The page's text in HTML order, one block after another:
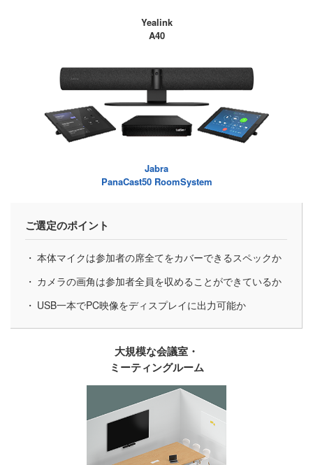
Yealink
A40
Jabra
PanaCast50 RoomSystem
ご選定のポイント
本体マイクは参加者の席全てをカバーできるスペックか
カメラの画角は参加者全員を収めることができているか
USB一本でPC映像をディスプレイに出力可能か
大規模な会議室・
ミーティングルーム